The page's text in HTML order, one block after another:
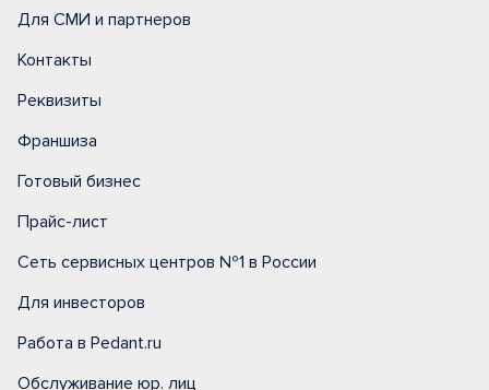
Для СМИ и партнеров
Контакты
Реквизиты
Франшиза
Готовый бизнес
Прайс-лист
Сеть сервисных центров №1 в России
Для инвесторов
Работа в Pedant.ru
Обслуживание юр. лиц